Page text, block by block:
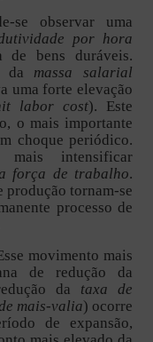
se observar uma
por hora
de bens duráveis.
da massa salarial
uma forte elevação
labor cost). Este
o mais importante
choque periódico.
mais intensificar
força de trabalho.
produção tornam-se
processo de
movimento mais
de redução da
da taxa de
mais-valia) ocorre
de expansão,